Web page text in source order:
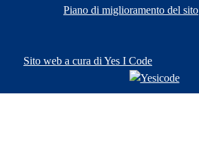
Piano di miglioramento del sito
Sito web a cura di Yes I Code